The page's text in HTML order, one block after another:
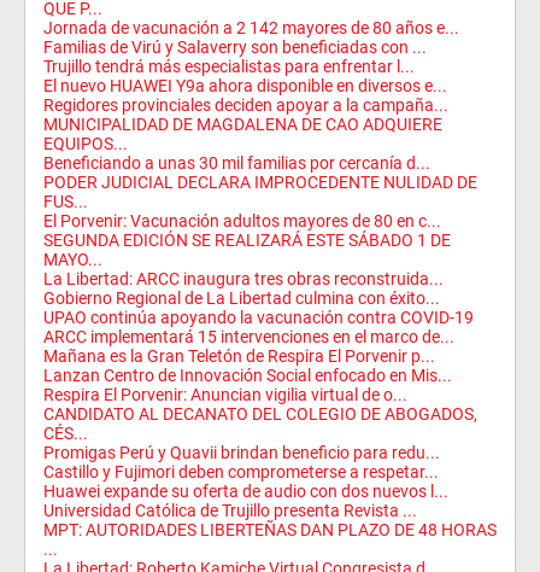
QUE P...
Jornada de vacunación a 2 142 mayores de 80 años e...
Familias de Virú y Salaverry son beneficiadas con ...
Trujillo tendrá más especialistas para enfrentar l...
El nuevo HUAWEI Y9a ahora disponible en diversos e...
Regidores provinciales deciden apoyar a la campaña...
MUNICIPALIDAD DE MAGDALENA DE CAO ADQUIERE
EQUIPOS...
Beneficiando a unas 30 mil familias por cercanía d...
PODER JUDICIAL DECLARA IMPROCEDENTE NULIDAD DE
FUS...
El Porvenir: Vacunación adultos mayores de 80 en c...
SEGUNDA EDICIÓN SE REALIZARÁ ESTE SÁBADO 1 DE
MAYO...
La Libertad: ARCC inaugura tres obras reconstruida...
Gobierno Regional de La Libertad culmina con éxito...
UPAO continúa apoyando la vacunación contra COVID-19
ARCC implementará 15 intervenciones en el marco de...
Mañana es la Gran Teletón de Respira El Porvenir p...
Lanzan Centro de Innovación Social enfocado en Mis...
Respira El Porvenir: Anuncian vigilia virtual de o...
CANDIDATO AL DECANATO DEL COLEGIO DE ABOGADOS,
CÉS...
Promigas Perú y Quavii brindan beneficio para redu...
Castillo y Fujimori deben comprometerse a respetar...
Huawei expande su oferta de audio con dos nuevos l...
Universidad Católica de Trujillo presenta Revista ...
MPT: AUTORIDADES LIBERTEÑAS DAN PLAZO DE 48 HORAS
...